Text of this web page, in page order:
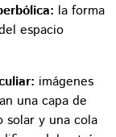
la forma
espacio
imágenes
una capa de
solar y una cola